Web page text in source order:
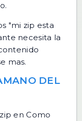
"mi zip esta
necesita la
mas.
DEL
en Como